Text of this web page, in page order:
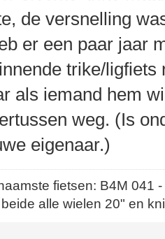
de versnelling
er een paar jaar
trike/ligfiets
als iemand hem
weg. (Is
eigenaar.)
fietsen: B4M
alle wielen 20" en